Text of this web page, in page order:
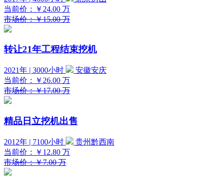
当前价：
￥24.00 万
市场价：￥15.00 万
转让21年工程结束挖机
2021年 | 3000小时
安徽安庆
当前价：
￥26.00 万
市场价：￥17.00 万
精品日立挖机出售
2012年 | 7100小时
贵州黔西南
当前价：
￥12.80 万
市场价：￥7.00 万